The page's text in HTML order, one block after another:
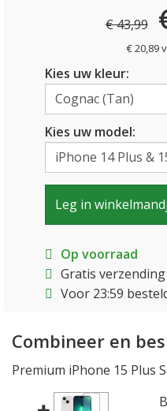
€ 43,99
€ 20,89
Kies uw kleur:
Kies uw model:
Leg in
Op voorraad
Gratis verzending
Voor 23:59
Combineer en
Premium iPhone 15 Plus